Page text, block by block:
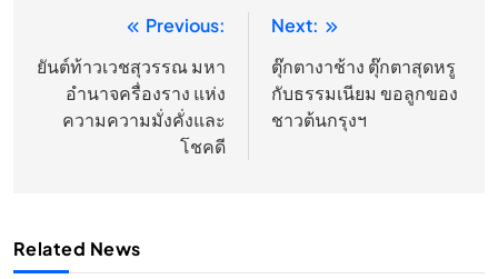
แนะแนว
เรื่อง
Previous:
ยันต์ท้าวเวชสุวรรณ มหา
อำนาจครื่องราง แห่ง
ความความมั่งคั่งและ
โชคดี
Next:
ตุ๊กตางาช้าง ตุ๊กตาสุดหรู
กับธรรมเนียม ขอลูกของ
ชาวต้นกรุงฯ
Related News